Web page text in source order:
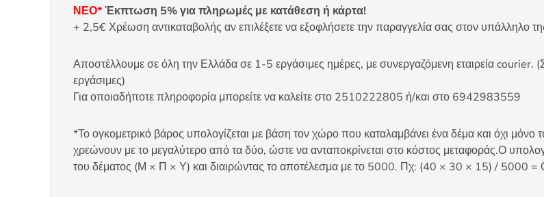
ΝΕΟ*Έκπτωση 5% για πληρωμές με κατάθεση ή κάρτα!
+ 2,5€ Χρέωση αντικαταβολής αν επιλέξετε να εξοφλήσετε την παραγγελία σας στον υπάλληλο
Αποστέλλουμε σε όλη την Ελλάδα σε 1-5 εργάσιμες ημέρες, με συνεργαζόμενη εταιρεία courier.
εργάσιμες)
Για οποιαδήποτε πληροφορία μπορείτε να καλείτε στο 2510222805 ή/και στο 6942983559
*Το ογκομετρικό βάρος υπολογίζεται με βάση τον χώρο που καταλαμβάνει ένα δέμα και όχι μόνο
χρεώνουν με το μεγαλύτερο από τα δύο, ώστε να ανταποκρίνεται στο κόστος μεταφοράς.Ο
του δέματος (Μ × Π × Υ) και διαιρώντας το αποτέλεσμα με το 5000. Πχ: (40 × 30 × 15) / 5000 =